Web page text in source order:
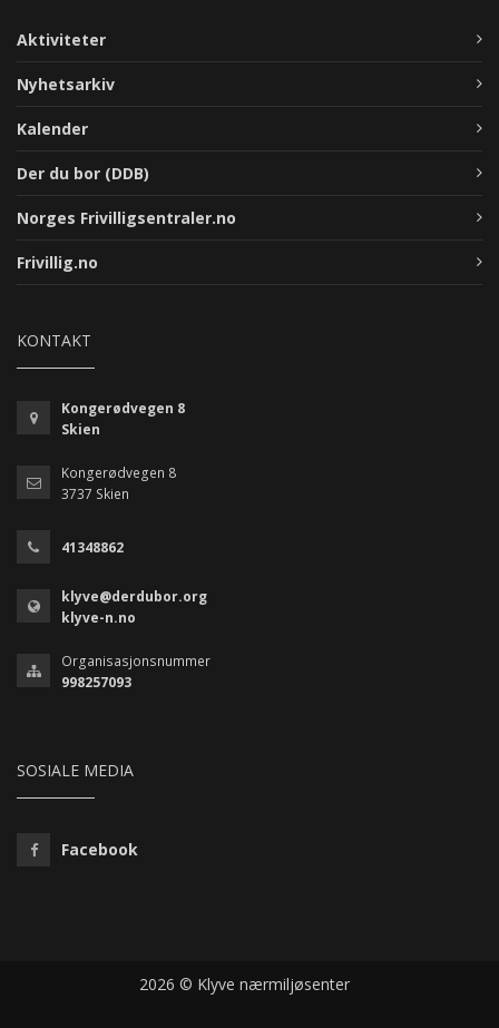
Aktiviteter
Nyhetsarkiv
Kalender
Der du bor (DDB)
Norges Frivilligsentraler.no
Frivillig.no
KONTAKT
Kongerødvegen 8
Skien
Kongerødvegen 8
3737 Skien
41348862
klyve@derdubor.org
klyve-n.no
Organisasjonsnummer
998257093
SOSIALE MEDIA
Facebook
2026 © Klyve nærmiljøsenter